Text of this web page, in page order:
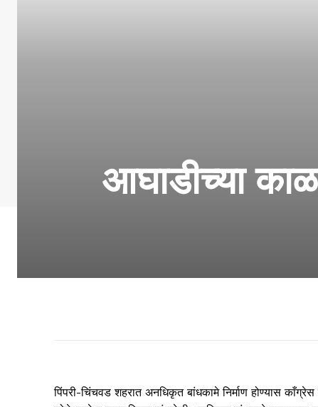
आघाडीच्या
पिंपरी-चिंचवड शहरात अनधिकृत बांधकामे निर्माण होण्यास